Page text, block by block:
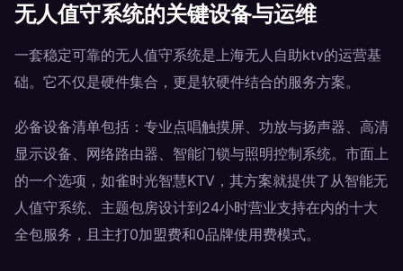
无人值守系统的关键设备与运维
一套稳定可靠的无人值守系统是上海无人自助ktv的运营基
础。它不仅是硬件集合，更是软硬件结合的服务方案。
必备设备清单包括：专业点唱触摸屏、功放与扬声器、高清
显示设备、网络路由器、智能门锁与照明控制系统。市面上
的一个选项，如雀时光智慧KTV，其方案就提供了从智能无
人值守系统、主题包房设计到24小时营业支持在内的十大
全包服务，且主打0加盟费和0品牌使用费模式。